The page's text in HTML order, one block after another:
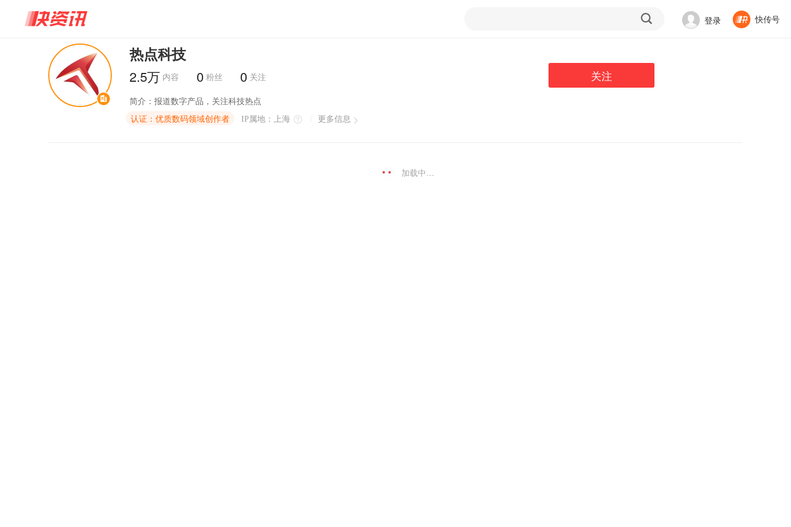
登录 快传号
热点科技
2.5万 内容 0 粉丝 0 关注
简介： 报道数字产品，关注科技热点
认证：优质数码领域创作者
IP属地： 上海 更多信息
关注
加载中…